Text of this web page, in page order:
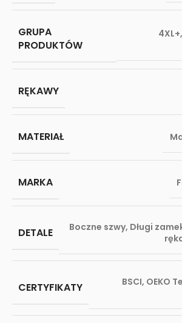
GRUPA
PRODUKTÓW
4XL+,
RĘKAWY
MATERIAŁ
MARKA
DETALE Boczne szwy, Długi
CERTYFIKATY BSCI, OEKO